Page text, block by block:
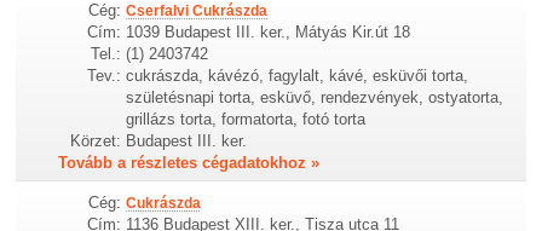
Cég: Cserfalvi Cukrászda
Cím: 1039 Budapest III. ker., Mátyás Kir.út 18
Tel.: (1) 2403742
Tev.: cukrászda, kávézó, fagylalt, kávé, esküvői torta,
születésnapi torta, esküvő, rendezvények, ostyatorta,
grillázs torta, formatorta, fotó torta
Körzet: Budapest III. ker.
Tovább a részletes cégadatokhoz »
Cég: Cukrászda
Cím: 1136 Budapest XIII. ker., Tisza utca 11